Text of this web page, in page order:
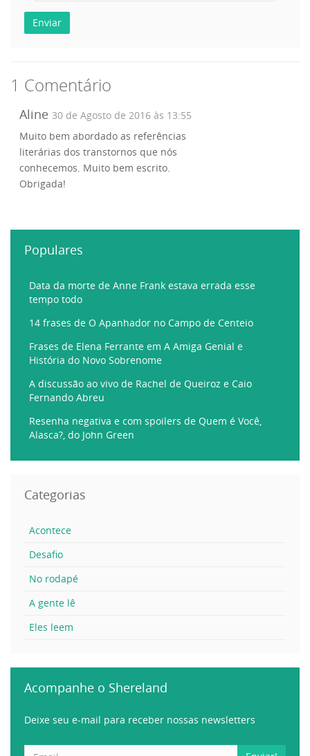
Enviar
1 Comentário
Aline 30 de Agosto de 2016 às 13:55
Muito bem abordado as referências
literárias dos transtornos que nós
conhecemos. Muito bem escrito.
Obrigada!
Populares
Data da morte de Anne Frank estava errada esse
tempo todo
14 frases de O Apanhador no Campo de Centeio
Frases de Elena Ferrante em A Amiga Genial e
História do Novo Sobrenome
A discussão ao vivo de Rachel de Queiroz e Caio
Fernando Abreu
Resenha negativa e com spoilers de Quem é Você,
Alasca?, do John Green
Categorias
Acontece
Desafio
No rodapé
A gente lê
Eles leem
Acompanhe o Shereland
Deixe seu e-mail para receber nossas newsletters